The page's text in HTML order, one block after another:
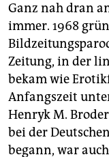
unterstützen
abo
genossenschaft
epaper login
Ganz nah dran
immer. 1968
Zeitung, in der
bekam wie
Anfangszeit
Henryk M.
bei der
begann, war